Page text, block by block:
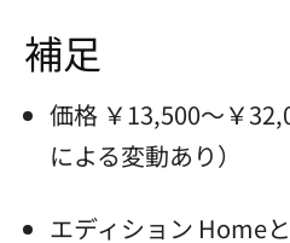
補足
価格 ￥13,500～￥
による変動あり）
エディション Home